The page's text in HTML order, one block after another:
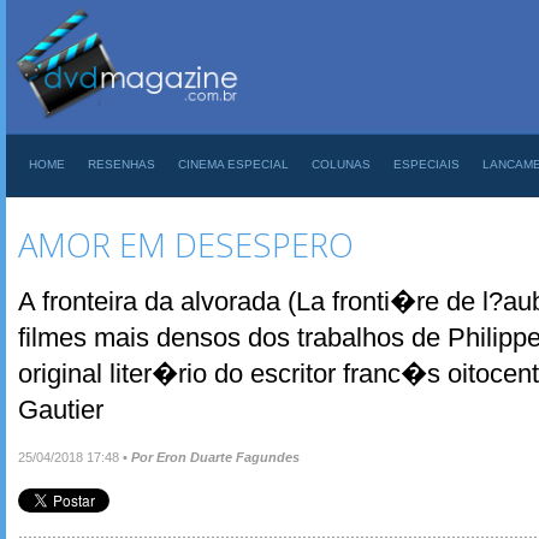
HOME RESENHAS CINEMA ESPECIAL COLUNAS ESPECIAIS
AMOR EM DESESPERO
A fronteira da alvorada (La fronti�re de
filmes mais densos dos trabalhos de
original liter�rio do escritor franc�s
Gautier
25/04/2018 17:48 • Por Eron Duarte Fagundes